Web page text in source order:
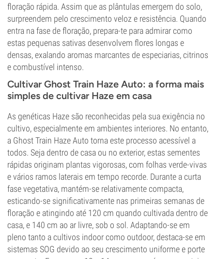
floração rápida. Assim que as plântulas emergem do solo,
surpreendem pelo crescimento veloz e resistência. Quando
entra na fase de floração, prepara-te para admirar como
estas pequenas sativas desenvolvem flores longas e
densas, exalando aromas marcantes de especiarias, citrinos
e combustível intenso.
Cultivar Ghost Train Haze Auto: a forma mais
simples de cultivar Haze em casa
As genéticas Haze são reconhecidas pela sua exigência no
cultivo, especialmente em ambientes interiores. No entanto,
a Ghost Train Haze Auto torna este processo acessível a
todos. Seja dentro de casa ou no exterior, estas sementes
rápidas originam plantas vigorosas, com folhas verde-vivas
e vários ramos laterais em tempo recorde. Durante a curta
fase vegetativa, mantém-se relativamente compacta,
esticando-se significativamente nas primeiras semanas de
floração e atingindo até 120 cm quando cultivada dentro de
casa, e 140 cm ao ar livre, sob o sol. Adaptando-se em
pleno tanto a cultivos indoor como outdoor, destaca-se em
sistemas SOG devido ao seu crescimento uniforme e porte